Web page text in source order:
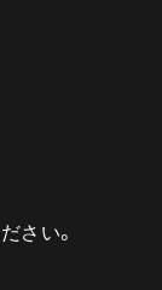
さい。